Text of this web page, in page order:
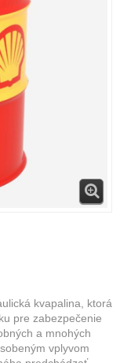
kvapalina, ktorá
pre zabezpečenie
a mnohých
vplyvom